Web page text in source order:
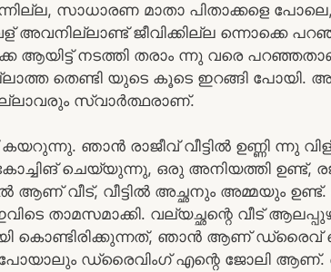
സാധാരണ മാതാ പിതാക്കളെ
അവനില്ലാണ്ട് ജീവിക്കില്ല ന്നൊക്കെ
നടത്തി തരാം ന്നു വരെ
തെണ്ടി യുടെ കൂടെ ഇറങ്ങി പോയി.
സ്വാർത്ഥരാണ്.
ഞാൻ രാജീവ് വീട്ടിൽ ഉണ്ണി ന്നു
ചെയ്യുന്നു, ഒരു അനിയത്തി ഉണ്ട്,
വീട്, വീട്ടിൽ അച്ഛനും അമ്മയും
താമസമാക്കി. വല്യച്ഛന്റെ വീട്
കൊണ്ടിരിക്കുന്നത്, ഞാൻ ആണ് ഡ്രൈവ്
പോയാലും ഡ്രൈവിംഗ് എന്റെ ജോലി